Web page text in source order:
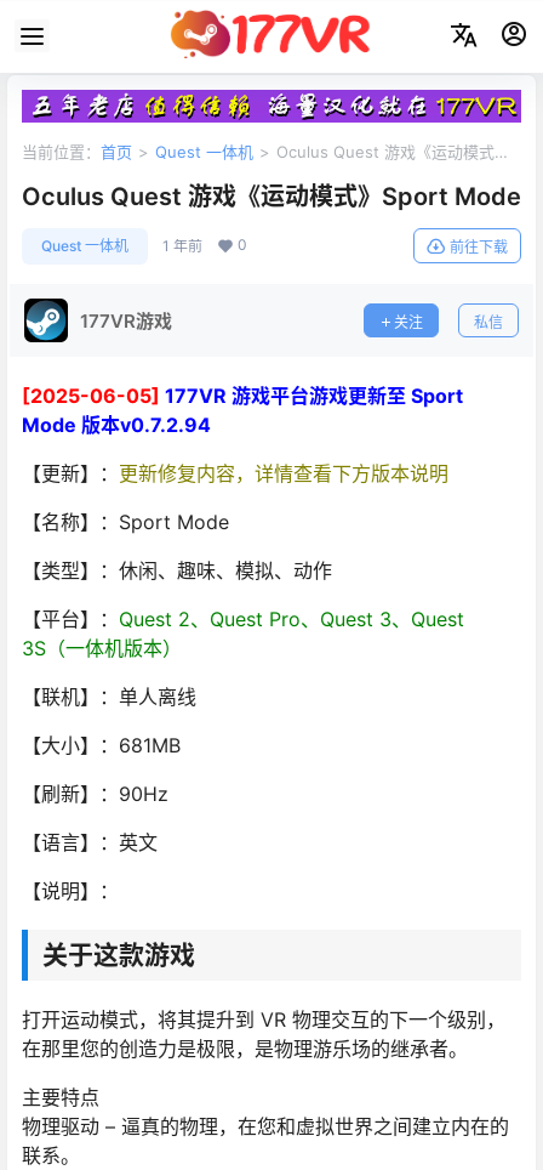
当前位置： 首页 > Quest 一体机 > Oculus Quest 游戏《运动模式》
Oculus Quest 游戏《运动模式》Sport Mode
Quest 一体机 1 年前 0 前往下载
177VR游戏 关注 私信
[2025-06-05] 177VR 游戏平台游戏更新至 Sport
Mode 版本v0.7.2.94
【更新】： 更新修复内容，详情查看下方版本说明
【名称】：Sport Mode
【类型】：休闲、趣味、模拟、动作
【平台】： Quest 2、Quest Pro、Quest 3、Quest
3S（一体机版本）
【联机】：单人离线
【大小】：681MB
【刷新】：90Hz
【语言】：英文
【说明】：
关于这款游戏
打开运动模式，将其提升到 VR 物理交互的下一个级别，
在那里您的创造力是极限，是物理游乐场的继承者。
主要特点
物理驱动 – 逼真的物理，在您和虚拟世界之间建立内在的
联系。